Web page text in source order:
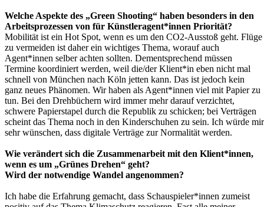
Welche Aspekte des „Green Shooting“ haben besonders in den
Arbeitsprozessen von für Künstleragent*innen Priorität?
Mobilität ist ein Hot Spot, wenn es um den CO2-Ausstoß geht. Flüge
zu vermeiden ist daher ein wichtiges Thema, worauf auch
Agent*innen selber achten sollten. Dementsprechend müssen
Termine koordiniert werden, weil die/der Klient*in eben nicht mal
schnell von München nach Köln jetten kann. Das ist jedoch kein
ganz neues Phänomen. Wir haben als Agent*innen viel mit Papier zu
tun. Bei den Drehbüchern wird immer mehr darauf verzichtet,
schwere Papierstapel durch die Republik zu schicken; bei Verträgen
scheint das Thema noch in den Kinderschuhen zu sein. Ich würde mir
sehr wünschen, dass digitale Verträge zur Normalität werden.
Wie verändert sich die Zusammenarbeit mit den Klient*innen,
wenn es um „Grünes Drehen“ geht?
Wird der notwendige Wandel angenommen?
Ich habe die Erfahrung gemacht, dass Schauspieler*innen zumeist